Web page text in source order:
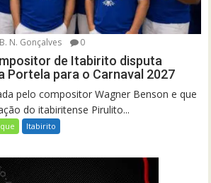
N. Gonçalves 0
de Itabirito disputa
Portela para o Carnaval 2027
pelo compositor Wagner Benson e que
do itabiritense Pirulito...
Itabirito